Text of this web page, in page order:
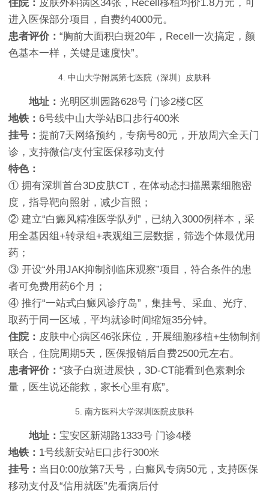
住院： 皮肤外科病区34张，Recell移植均价1.8万元，可
进入医保部分项目，自费约4000元。
患者评价： “胸前大面积白斑20年，Recell一次搞定，颜
色基本一样，关键是速度快”。
4. 中山大学附属第七医院（深圳）皮肤科
地址： 光明区圳园路628号 门诊2楼C区
地铁： 6号线中山大学站B口步行400米
挂号： 提前7天网络预约，专病号80元，开放周六全天门
诊，支持微信/支付宝医保移动支付
特色：
① 拥有深圳首台3D皮肤CT，在体动态扫描黑素细胞密
度，指导靶向照射，减少盲照；
② 建立“白癜风精准医学队列”，已纳入3000例样本，采
用全基因组+转录组+表观组三层数据，筛选个体最优用
药；
③ 开设“外用JAK抑制剂临床观察”项目，符合条件的患
者可免费用药6个月；
④ 推行“一站式白癜风诊疗岛”，集挂号、采血、光疗、
取药于同一区域，平均就诊时间缩短35分钟。
住院： 皮肤中心病区46张床位，开展细胞移植+生物制剂
联合，住院周期5天，医保报销后自费2500元左右。
患者评价： “孩子白斑进展快，3D-CT能看到色素剩余
量，医生说还能救，家长心里有底”。
5. 南方医科大学深圳医院皮肤科
地址： 宝安区新湖路1333号 门诊4楼
地铁： 1号线新安站E口步行300米
挂号： 当日0:00放第7天号，白癜风专病50元，支持医保
移动支付及“信用就医”先看病后付